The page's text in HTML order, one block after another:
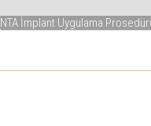
NTA İmplant Uygulama